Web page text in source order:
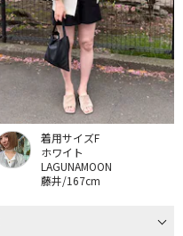
着用サイズF
ホワイト
LAGUNAMOON
藤井/167cm